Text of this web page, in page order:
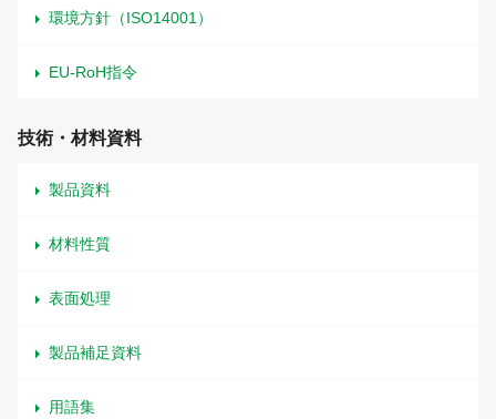
環境方針（ISO14001）
EU-RoH指令
技術・材料資料
製品資料
材料性質
表面処理
製品補足資料
用語集